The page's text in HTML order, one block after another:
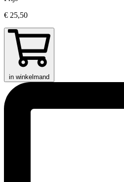
€ 25,50
in winkelmand